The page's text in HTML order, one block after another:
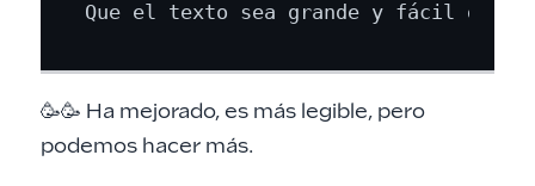
🥳🥳 Ha mejorado, es más legible, pero
podemos hacer más.